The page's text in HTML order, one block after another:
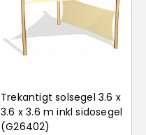
Trekantigt solsegel 3.6 x
3.6 x 3.6 m inkl sidosegel
(G26402)